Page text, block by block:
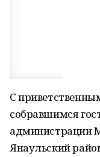
С
собравшимся
администрации
Янаульский